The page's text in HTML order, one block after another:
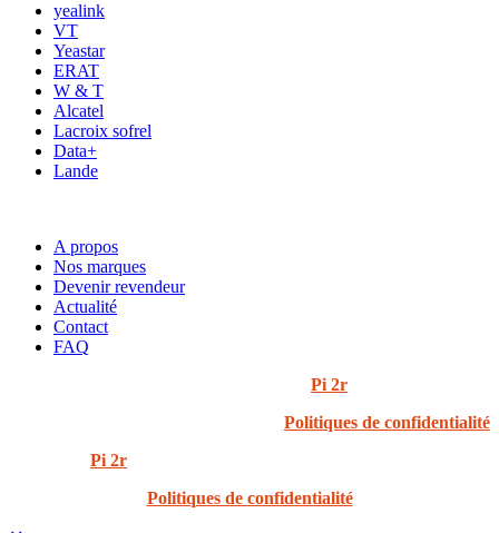
yealink
VT
Yeastar
ERAT
W & T
Alcatel
Lacroix sofrel
Data+
Lande
A propos
Nos marques
Devenir revendeur
Actualité
Contact
FAQ
Pi 2r
Politiques de confidentialité
Pi 2r
Politiques de confidentialité